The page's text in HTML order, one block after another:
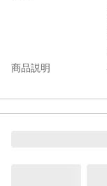
商品説明
取り付け方法